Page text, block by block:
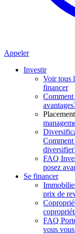
Appeler
Investir
Voir tous
financer
FAQ
posez
Se financer
prix de
FAQ
vous